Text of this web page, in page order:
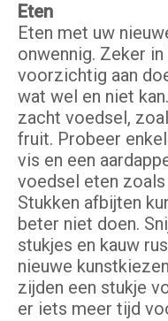
Eten
Eten met uw
onwennig. Zeker
voorzichtig aan
wat wel en niet
zacht voedsel,
fruit. Probeer
vis en een
voedsel eten
Stukken afbijten
beter niet doen.
stukjes en kauw
nieuwe
zijden een stukje
er iets meer tijd